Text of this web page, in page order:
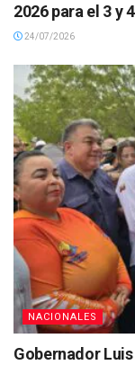
2026 para el 3 y
24/07/2026
NACIONALES
Gobernador